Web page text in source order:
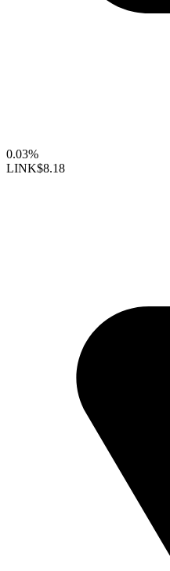
0.03%
LINK$8.18